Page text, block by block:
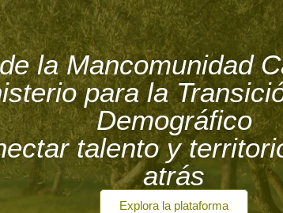
la Mancomunidad
para la
Demográfico
talento y
atrás
Explora la plataforma